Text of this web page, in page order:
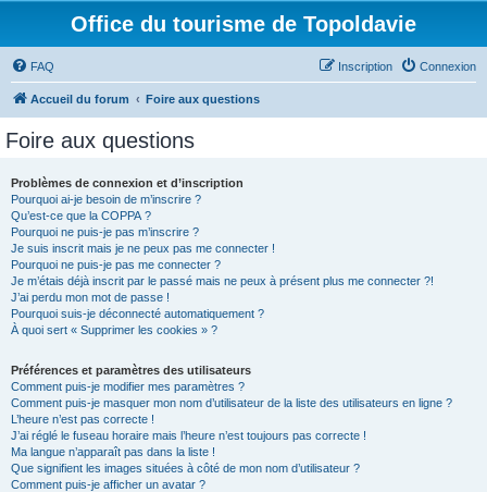
Office du tourisme de Topoldavie
FAQ Connexion
Inscription
Accueil du forum Foire aux questions
Foire aux questions
Problèmes de connexion et d’inscription
Pourquoi ai-je besoin de m’inscrire ?
Qu’est-ce que la COPPA ?
Pourquoi ne puis-je pas m’inscrire ?
Je suis inscrit mais je ne peux pas me connecter !
Pourquoi ne puis-je pas me connecter ?
Je m’étais déjà inscrit par le passé mais ne peux à présent plus me connecter ?!
J’ai perdu mon mot de passe !
Pourquoi suis-je déconnecté automatiquement ?
À quoi sert « Supprimer les cookies » ?
Préférences et paramètres des utilisateurs
Comment puis-je modifier mes paramètres ?
Comment puis-je masquer mon nom d’utilisateur de la liste des utilisateurs en ligne ?
L’heure n’est pas correcte !
J’ai réglé le fuseau horaire mais l’heure n’est toujours pas correcte !
Ma langue n’apparaît pas dans la liste !
Que signifient les images situées à côté de mon nom d’utilisateur ?
Comment puis-je afficher un avatar ?